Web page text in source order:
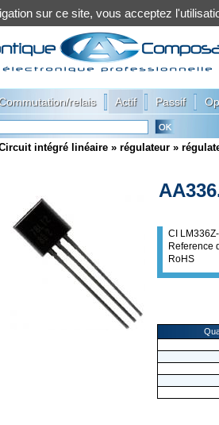
Commutation/relais Actif Passif
intégré linéaire » régulateur »
CI
Reference
RoHS
sur ce site, vous acceptez